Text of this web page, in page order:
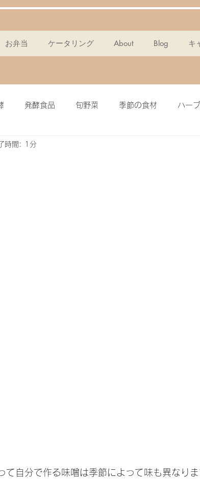
お弁当 ケータリング About Blog キ
発酵食品 旬野菜 季節の食材 ハーブ
麹
時間: 1分
て自分で作る味噌は季節によって味も異なり